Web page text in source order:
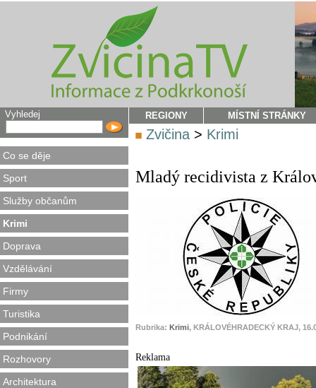
Vyhledej
Co se děje
Sport
Služby občanům
Krimi
Doprava
Vzdělávání
Firmy
Turistika
Podnikání
Rozhovory
Architektura
REGIONY MÍSTNÍ STRÁNKY
Zvičina > Krimi
Mladý recidivista z
Rubrika: Krimi, KRÁLOVÉHRADECKÝ KRAJ,
Reklama